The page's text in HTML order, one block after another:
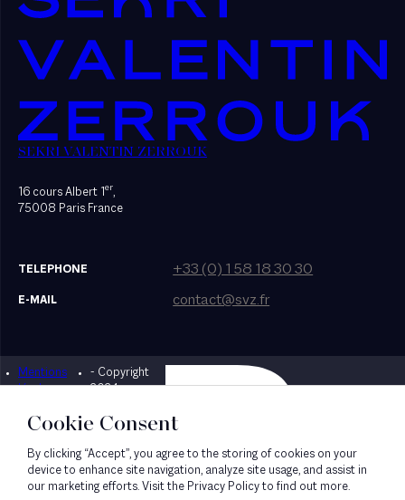
SEKRI VALENTIN ZERROUK
16 cours Albert 1er,
75008 Paris France
TELEPHONE +33 (0) 1 58 18 30 30
E-MAIL contact@svz.fr
Mentions
légales
- Copyright
2024
Designed by Bonhomme
Cookie Consent
By clicking “Accept”, you agree to the storing of cookies on your
device to enhance site navigation, analyze site usage, and assist in
our marketing efforts. Visit the Privacy Policy to find out more.